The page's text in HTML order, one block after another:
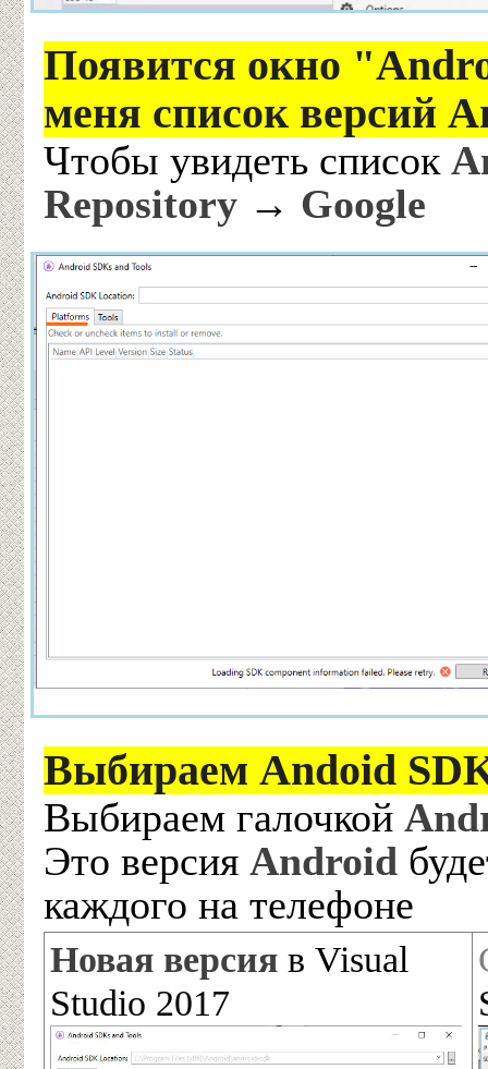
Появится окно
меня список версий
Чтобы увидеть список
Repository → Google
Выбираем Andoid
Выбираем галочкой
Это версия Android
каждого на телефоне
Новая версия в Visual
Studio 2017